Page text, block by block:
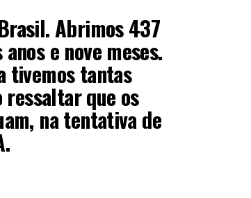
Abrimos 437
e nove meses.
tivemos tantas
ressaltar que os
na tentativa de